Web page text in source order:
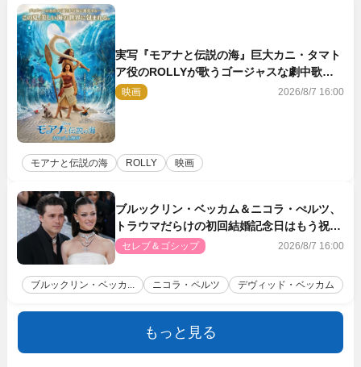
実写『モアナと伝説の海』巨大カニ・タマト
ア役のROLLYが歌うゴージャスな劇中歌
「シャイニー」本編映像解禁
映画 2026/8/7 16:00
モアナと伝説の海 ROLLY 映画
ブルックリン・ベッカム＆ニコラ・ぺルツ、
トラウマだらけの初回結婚記念日はもう祝わ
ない
セレブ＆ゴシップ 2026/8/7 16:00
ブルックリン・ベッカ... ニコラ・ペルツ デヴィッド・ベッカム
もっと見る